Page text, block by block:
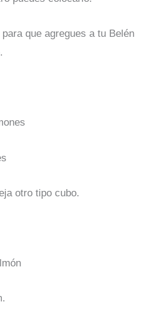
que agregues a tu Belén
otro tipo cubo.